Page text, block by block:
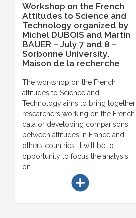
Workshop on the French
Attitudes to Science and
Technology organized by
Michel DUBOIS and Martin
BAUER – July 7 and 8 –
Sorbonne University,
Maison de la recherche
The workshop on the French
attitudes to Science and
Technology aims to bring together
researchers working on the French
data or developing comparisons
between attitudes in France and
others countries. It will be to
opportunity to focus the analysis
on…
add_circle